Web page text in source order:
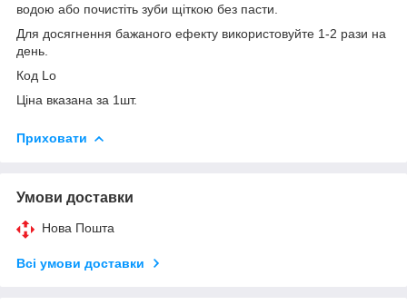
водою або почистіть зуби щіткою без пасти.
Для досягнення бажаного ефекту використовуйте 1-2 рази на
день.
Код Lo
Ціна вказана за 1шт.
Приховати
Умови доставки
Нова Пошта
Всі умови доставки